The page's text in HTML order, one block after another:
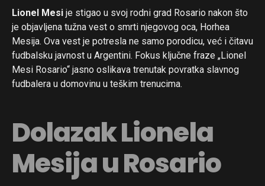
Lionel Mesi je stigao u svoj rodni grad Rosario nakon što
je objavljena tužna vest o smrti njegovog oca, Horhea
Mesija. Ova vest je potresla ne samo porodicu, već i čitavu
fudbalsku javnost u Argentini. Fokus ključne fraze „Lionel
Mesi Rosario“ jasno oslikava trenutak povratka slavnog
fudbalera u domovinu u teškim trenucima.
Dolazak Lionela
Mesija u Rosario